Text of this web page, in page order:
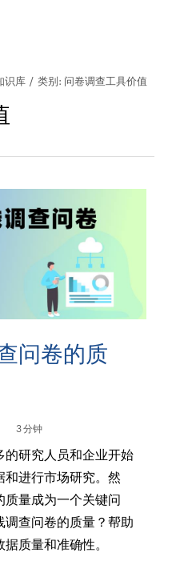
识库 / 类别: 问卷调查工具价值
问卷的质
3 分钟
的研究人员和企业开始
和进行市场研究。然
质量成为一个关键问
查问卷的质量？帮助
质量和准确性。